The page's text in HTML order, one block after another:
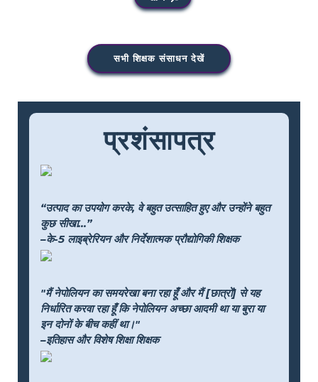
सभी शिक्षक संसाधन देखें
प्रशंसापत्र
“उत्पाद का उपयोग करके, वे बहुत उत्साहित हुए और उन्होंने बहुत
कुछ सीखा...”
–के-5 लाइब्रेरियन और निर्देशात्मक प्रौद्योगिकी शिक्षक
"मैं नेपोलियन का समयरेखा बना रहा हूँ और मैं [छात्रों] से यह
निर्धारित करवा रहा हूँ कि नेपोलियन अच्छा आदमी था या बुरा या
इन दोनों के बीच कहीं था।"
–इतिहास और विशेष शिक्षा शिक्षक